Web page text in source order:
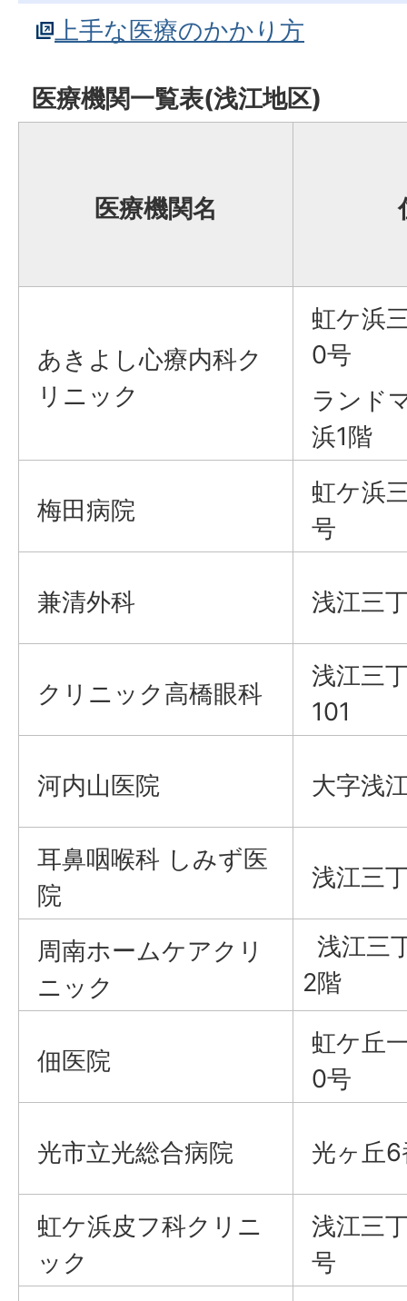
上手な医療のかかり方
医療機関一覧表(浅江地区)
医療機関名
あきよし心療内科ク
リニック
虹ケ浜
0号
ランド
浜1階
梅田病院
虹ケ浜
号
兼清外科 浅江三
クリニック高橋眼科
浅江三
101
河内山医院 大字浅
耳鼻咽喉科 しみず医
院
浅江三
周南ホームケアクリ
ニック
浅江三
2階
佃医院
虹ケ丘
0号
光市立光総合病院 光ヶ丘6
虹ケ浜皮フ科クリニ
ック
浅江三
号